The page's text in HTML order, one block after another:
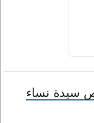
سيدة نساء